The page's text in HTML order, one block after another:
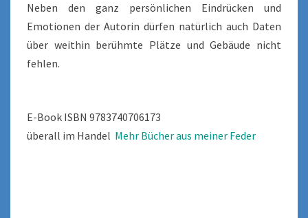
Neben den ganz persönlichen Eindrücken und
Emotionen der Autorin dürfen natürlich auch Daten
über weithin berühmte Plätze und Gebäude nicht
fehlen.
E-Book ISBN 9783740706173
überall im Handel Mehr Bücher aus meiner Feder